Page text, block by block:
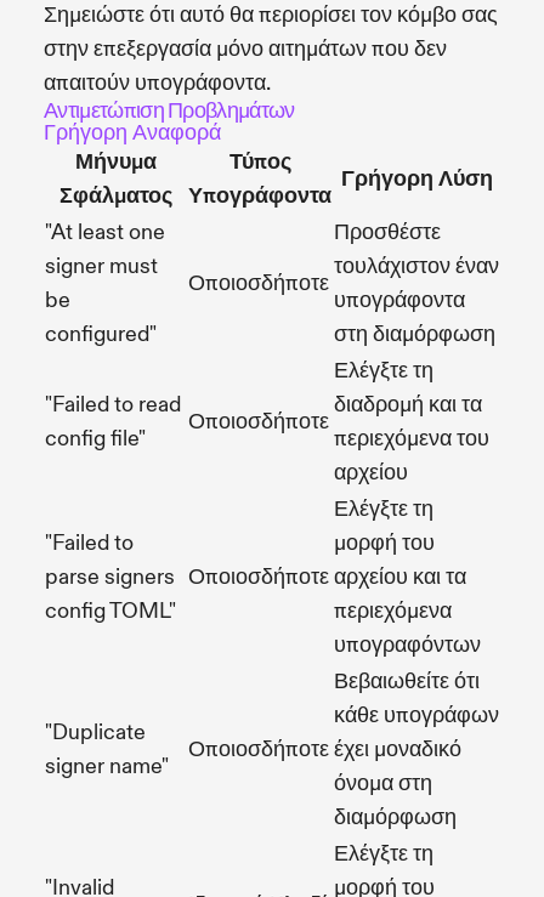
Σημειώστε ότι αυτό θα περιορίσει τον κόμβο σας
στην επεξεργασία μόνο αιτημάτων που δεν
απαιτούν υπογράφοντα.
Αντιμετώπιση Προβλημάτων
Γρήγορη Αναφορά
Μήνυμα
Σφάλματος
Τύπος
Υπογράφοντα
Γρήγορη Λύση
"At least one
signer must
be
configured"
Οποιοσδήποτε
Προσθέστε
τουλάχιστον έναν
υπογράφοντα
στη διαμόρφωση
"Failed to read
config file"
Οποιοσδήποτε
Ελέγξτε τη
διαδρομή και τα
περιεχόμενα του
αρχείου
"Failed to
parse signers
config TOML"
Οποιοσδήποτε
Ελέγξτε τη
μορφή του
αρχείου και τα
περιεχόμενα
υπογραφόντων
"Duplicate
signer name"
Οποιοσδήποτε
Βεβαιωθείτε ότι
κάθε υπογράφων
έχει μοναδικό
όνομα στη
διαμόρφωση
"Invalid
Ελέγξτε τη
μορφή του